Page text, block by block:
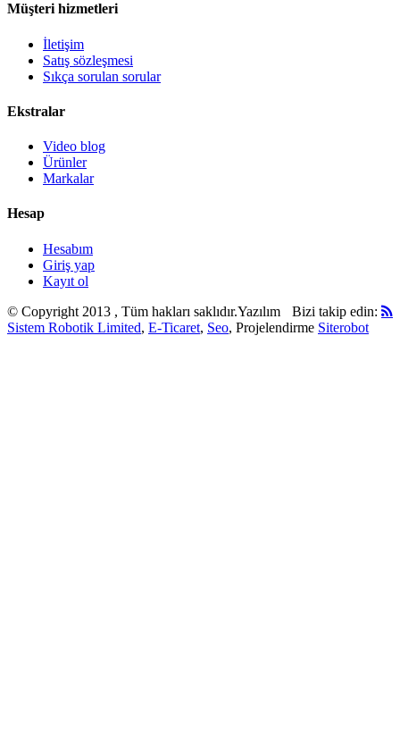
Müşteri hizmetleri
İletişim
Satış sözleşmesi
Sıkça sorulan sorular
Ekstralar
Video blog
Ürünler
Markalar
Hesap
Hesabım
Giriş yap
Kayıt ol
© Copyright 2013 , Tüm hakları saklıdır.
Bizi takip edin:
Yazılım
Sistem Robotik Limited, E-Ticaret, Seo, Projelendirme Siterobot